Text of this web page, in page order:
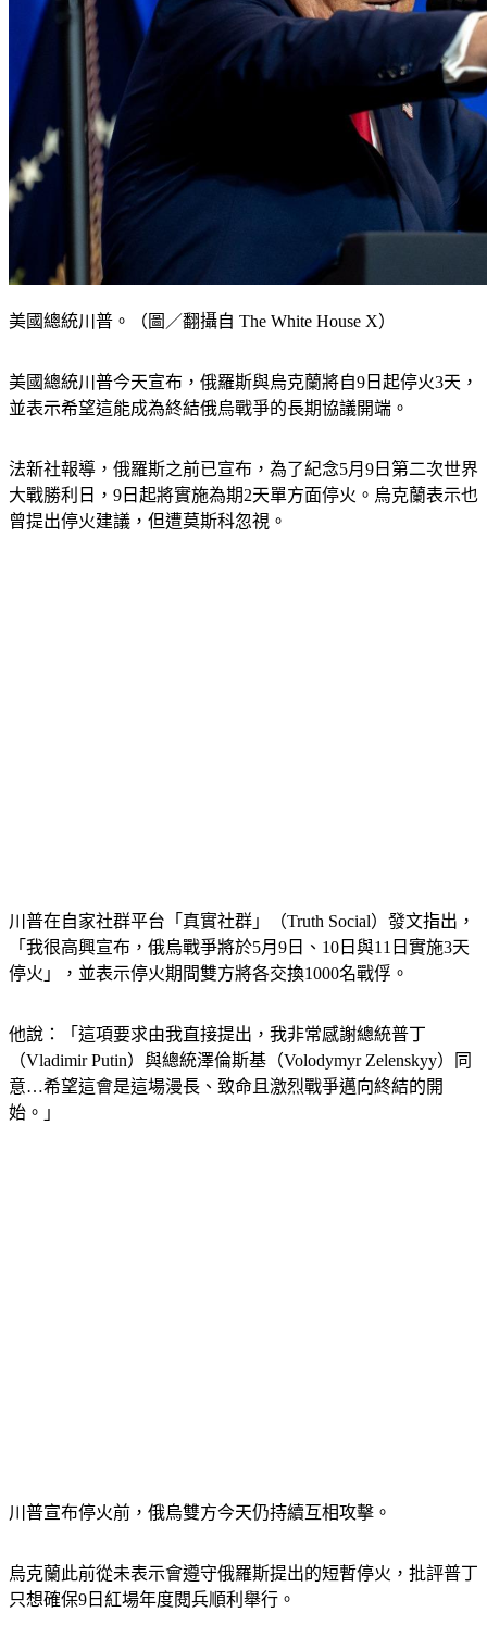
美國總統川普。（圖／翻攝自 The White House X）
美國總統川普今天宣布，俄羅斯與烏克蘭將自9日起停火3天，
並表示希望這能成為終結俄烏戰爭的長期協議開端。
法新社報導，俄羅斯之前已宣布，為了紀念5月9日第二次世界
大戰勝利日，9日起將實施為期2天單方面停火。烏克蘭表示也
曾提出停火建議，但遭莫斯科忽視。
川普在自家社群平台「真實社群」（Truth Social）發文指出，
「我很高興宣布，俄烏戰爭將於5月9日、10日與11日實施3天
停火」，並表示停火期間雙方將各交換1000名戰俘。
他說：「這項要求由我直接提出，我非常感謝總統普丁
（Vladimir Putin）與總統澤倫斯基（Volodymyr Zelenskyy）同
意…希望這會是這場漫長、致命且激烈戰爭邁向終結的開
始。」
川普宣布停火前，俄烏雙方今天仍持續互相攻擊。
烏克蘭此前從未表示會遵守俄羅斯提出的短暫停火，批評普丁
只想確保9日紅場年度閱兵順利舉行。